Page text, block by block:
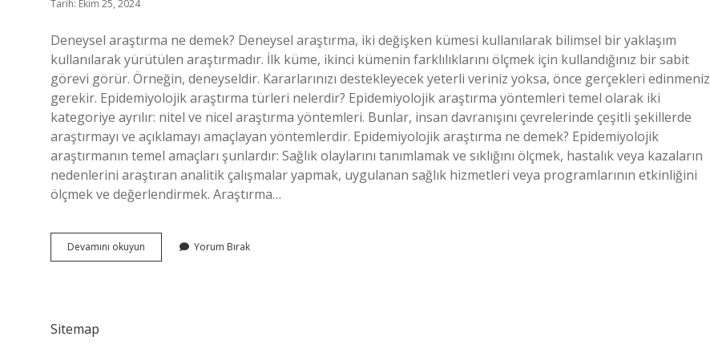
Tarih: Ekim 25, 2024
Deneysel araştırma ne demek? Deneysel araştırma, iki değişken kümesi kullanılarak bilimsel bir yaklaşım
kullanılarak yürütülen araştırmadır. İlk küme, ikinci kümenin farklılıklarını ölçmek için kullandığınız bir sabit
görevi görür. Örneğin, deneyseldir. Kararlarınızı destekleyecek yeterli veriniz yoksa, önce gerçekleri edinmeniz
gerekir. Epidemiyolojik araştırma türleri nelerdir? Epidemiyolojik araştırma yöntemleri temel olarak iki
kategoriye ayrılır: nitel ve nicel araştırma yöntemleri. Bunlar, insan davranışını çevrelerinde çeşitli şekillerde
araştırmayı ve açıklamayı amaçlayan yöntemlerdir. Epidemiyolojik araştırma ne demek? Epidemiyolojik
araştırmanın temel amaçları şunlardır: Sağlık olaylarını tanımlamak ve sıklığını ölçmek, hastalık veya kazaların
nedenlerini araştıran analitik çalışmalar yapmak, uygulanan sağlık hizmetleri veya programlarının etkinliğini
ölçmek ve değerlendirmek. Araştırma…
Devamını okuyun Deneysel
Araştırma
Yorum Bırak
Sitemap